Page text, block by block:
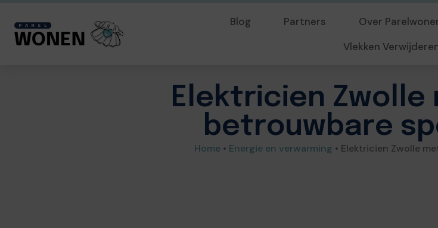
Blog Partners Over
Vlekken
Elektricien Zwolle
betrouwbare
Home• Energie en verwarming • Elektricien Zwolle